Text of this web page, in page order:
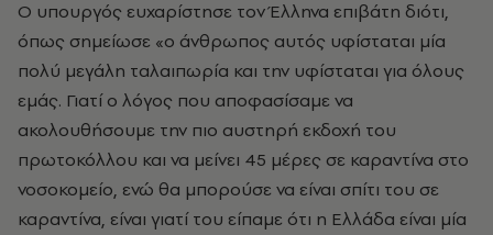
Ο υπουργός ευχαρίστησε τον Έλληνα επιβάτη διότι,
όπως σημείωσε «ο άνθρωπος αυτός υφίσταται μία
πολύ μεγάλη ταλαιπωρία και την υφίσταται για όλους
εμάς. Γιατί ο λόγος που αποφασίσαμε να
ακολουθήσουμε την πιο αυστηρή εκδοχή του
πρωτοκόλλου και να μείνει 45 μέρες σε καραντίνα στο
νοσοκομείο, ενώ θα μπορούσε να είναι σπίτι του σε
καραντίνα, είναι γιατί του είπαμε ότι η Ελλάδα είναι μία